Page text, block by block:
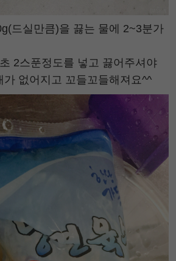
드실만큼)을 끓는 물에 2~3분가
2스푼정도를 넣고 끓어주셔야
가 없어지고 꼬들꼬들해져요^^